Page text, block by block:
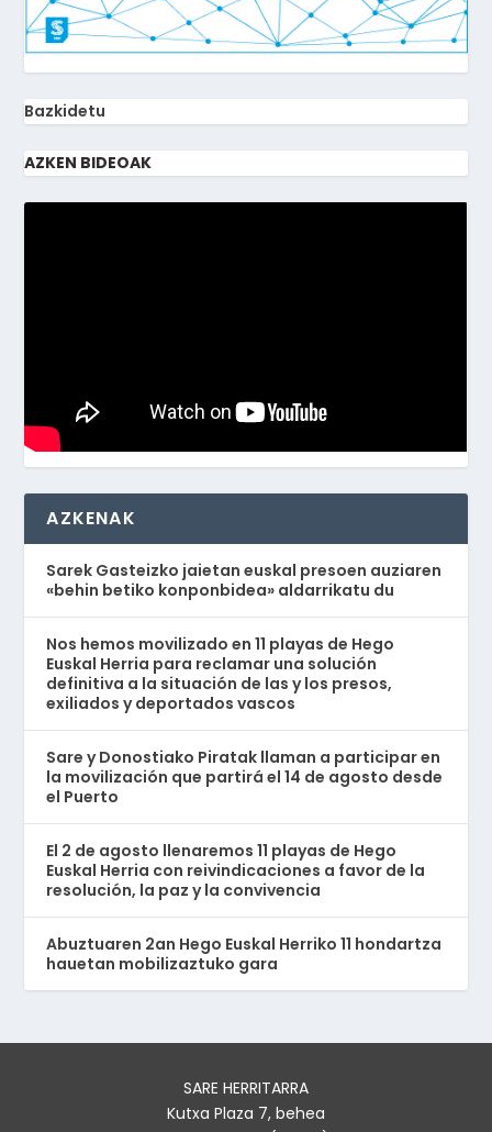
Bazkidetu
AZKEN BIDEOAK
AZKENAK
Sarek Gasteizko jaietan euskal presoen auziaren
«behin betiko konponbidea» aldarrikatu du
Nos hemos movilizado en 11 playas de Hego
Euskal Herria para reclamar una solución
definitiva a la situación de las y los presos,
exiliados y deportados vascos
Sare y Donostiako Piratak llaman a participar en
la movilización que partirá el 14 de agosto desde
el Puerto
El 2 de agosto llenaremos 11 playas de Hego
Euskal Herria con reivindicaciones a favor de la
resolución, la paz y la convivencia
Abuztuaren 2an Hego Euskal Herriko 11 hondartza
hauetan mobilizaztuko gara
SARE HERRITARRA
Kutxa Plaza 7, behea